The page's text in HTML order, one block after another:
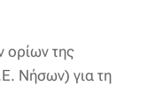
ορίων της
Νήσων) για τη